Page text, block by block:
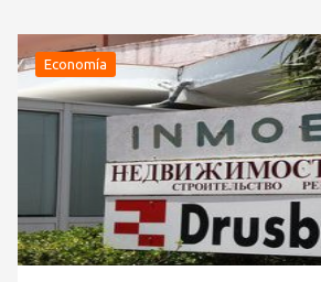
Economía